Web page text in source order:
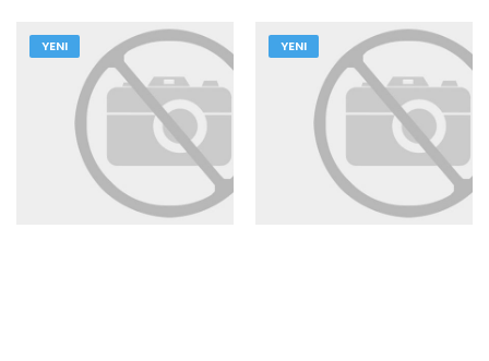
YENI YENI